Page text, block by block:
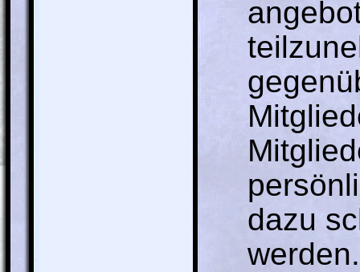
dazu
werden.